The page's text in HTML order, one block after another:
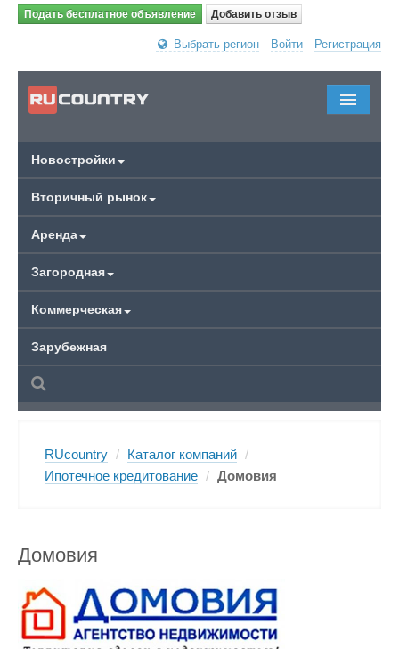
Подать бесплатное объявление Добавить отзыв
Выбрать регион Войти Регистрация
Новостройки
Вторичный рынок
Аренда
Загородная
Коммерческая
Зарубежная
RUcountry / Каталог компаний /
Ипотечное кредитование / Домовия
Домовия